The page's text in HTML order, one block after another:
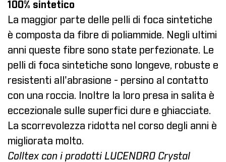
100% sintetico
La maggior parte delle pelli di foca sintetiche
è composta da fibre di poliammide. Negli ultimi
anni queste fibre sono state perfezionate. Le
pelli di foca sintetiche sono longeve, robuste e
resistenti all'abrasione - persino al contatto
con una roccia. Inoltre la loro presa in salita è
eccezionale sulle superfici dure e ghiacciate.
La scorrevolezza ridotta nel corso degli anni è
migliorata molto.
Colltex con i prodotti LUCENDRO Crystal